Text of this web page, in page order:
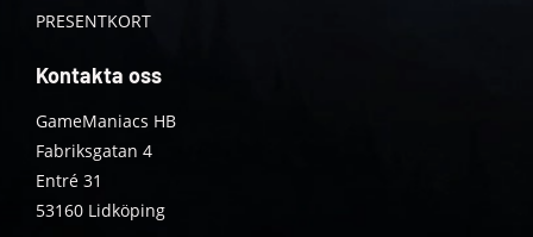
PRESENTKORT
Kontakta oss
GameManiacs HB
Fabriksgatan 4
Entré 31
53160 Lidköping